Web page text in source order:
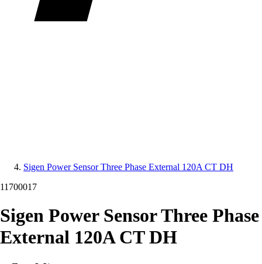
Sigen Power Sensor Three Phase External 120A CT DH
11700017
Sigen Power Sensor Three Phase
External 120A CT DH